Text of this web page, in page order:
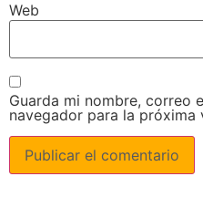
Web
Guarda mi nombre, correo
navegador para la próxima